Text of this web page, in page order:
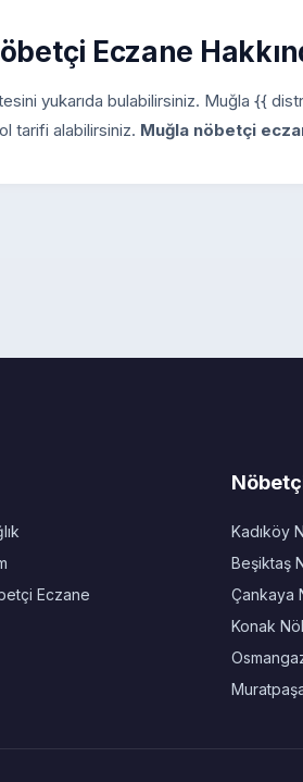
Eczane
yukarıda bulabilirsiniz. Muğla {{
tarifi alabilirsiniz. Muğla nöbetçi
Eczane
Kadıköy
Beşiktaş
Çankaya
Konak